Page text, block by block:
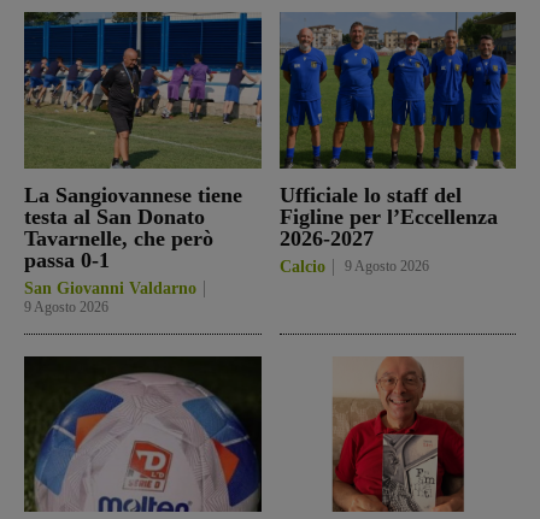
La Sangiovannese tiene
testa al San Donato
Tavarnelle, che però
passa 0-1
San Giovanni Valdarno
9 Agosto 2026
Ufficiale lo staff del
Figline per l’Eccellenza
2026-2027
Calcio 9 Agosto 2026